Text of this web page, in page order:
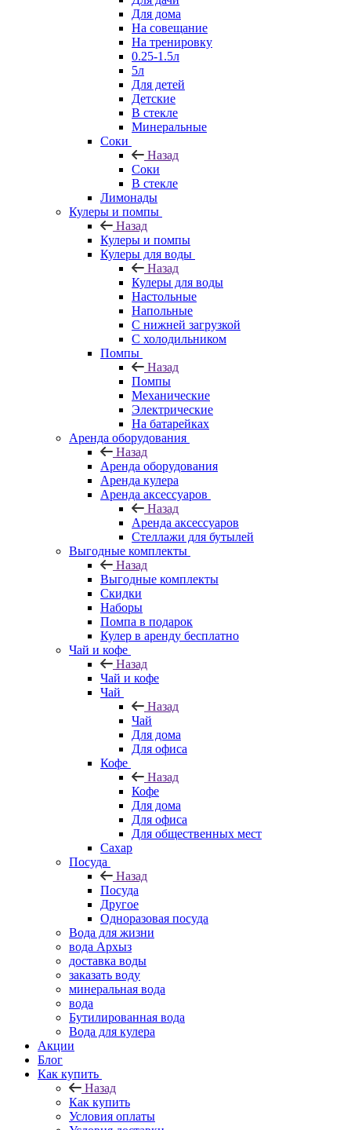
Для дома
На совещание
На тренировку
0.25-1.5л
5л
Для детей
Детские
В стекле
Минеральные
Соки
Назад
Соки
В стекле
Лимонады
Кулеры и помпы
Назад
Кулеры и помпы
Кулеры для воды
Назад
Кулеры для воды
Настольные
Напольные
С нижней загрузкой
С холодильником
Помпы
Назад
Помпы
Механические
Электрические
На батарейках
Аренда оборудования
Назад
Аренда оборудования
Аренда кулера
Аренда аксессуаров
Назад
Аренда аксессуаров
Стеллажи для бутылей
Выгодные комплекты
Назад
Выгодные комплекты
Скидки
Наборы
Помпа в подарок
Кулер в аренду бесплатно
Чай и кофе
Назад
Чай и кофе
Чай
Назад
Чай
Для дома
Для офиса
Кофе
Назад
Кофе
Для дома
Для офиса
Для общественных мест
Сахар
Посуда
Назад
Посуда
Другое
Одноразовая посуда
Вода для жизни
вода Архыз
доставка воды
заказать воду
минеральная вода
вода
Бутилированная вода
Вода для кулера
Акции
Блог
Как купить
Назад
Как купить
Условия оплаты